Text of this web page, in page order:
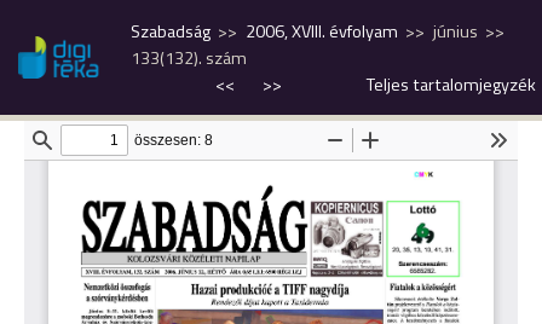
Szabadság 2006, XVIII. évfolyam
június
133(132). szám
<<
>> Teljes tartalomjegyzék